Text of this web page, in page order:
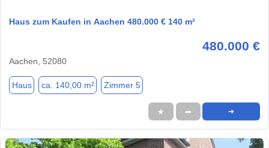
Haus zum Kaufen in Aachen 480.000 € 140 m²
480.000 €
Aachen, 52080
Haus ca. 140,00 m² Zimmer 5
★ ➦ ➜